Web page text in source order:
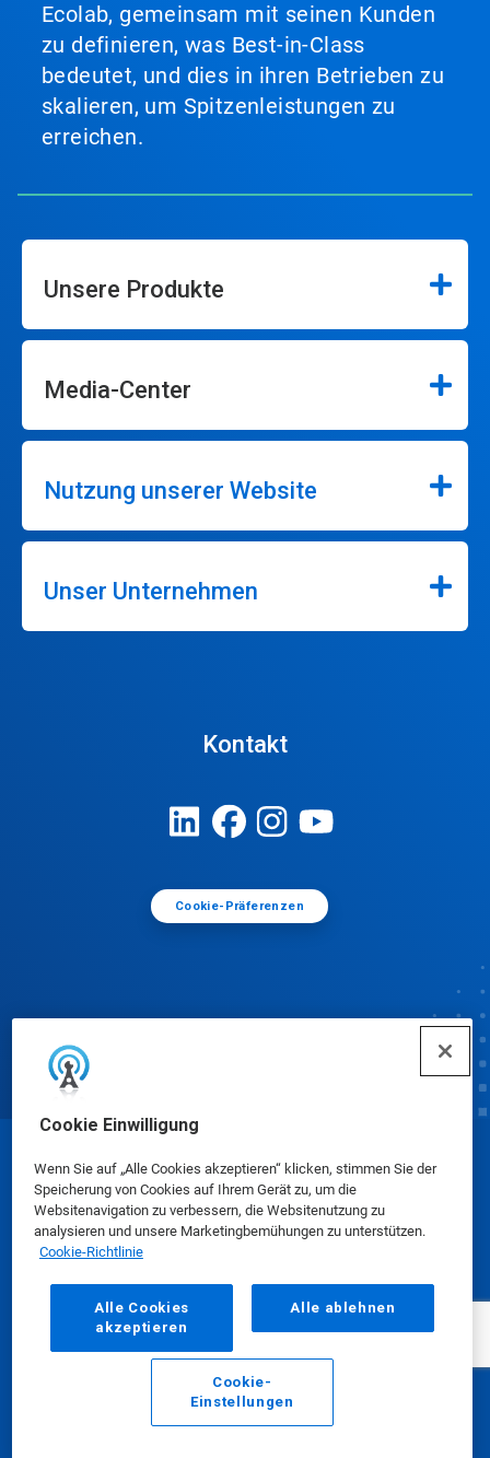
Cookie Einwilligung
Wenn Sie auf „Alle Cookies akzeptieren“ klicken, stimmen Sie der
Speicherung von Cookies auf Ihrem Gerät zu, um die
Websitenavigation zu verbessern, die Websitenutzung zu
analysieren und unsere Marketingbemühungen zu unterstützen.
Cookie-Richtlinie
Alle Cookies
akzeptieren
Alle ablehnen
Cookie-
Einstellungen
Ecolab, gemeinsam mit seinen Kunden
zu definieren, was Best-in-Class
bedeutet, und dies in ihren Betrieben zu
skalieren, um Spitzenleistungen zu
erreichen.
Unsere Produkte
Media-Center
Nutzung unserer Website
Unser Unternehmen
Kontakt
Cookie-Präferenzen
E-Mail Anrufen
© Ecolab Inc. 2025
Sicherheitsdatenblätter|Datenschutzrichtlinie